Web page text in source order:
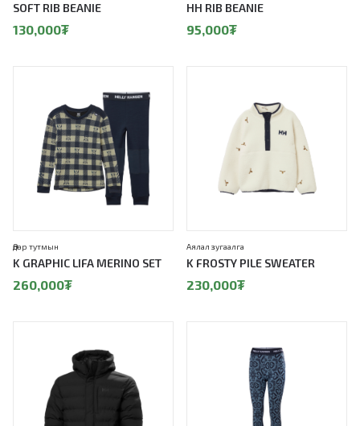
SOFT RIB BEANIE
130,000₮
HH RIB BEANIE
95,000₮
K GRAPHIC LIFA MERINO SET
Өдөр тутмын
260,000₮
K FROSTY PILE SWEATER
Аялал зугаалга
230,000₮